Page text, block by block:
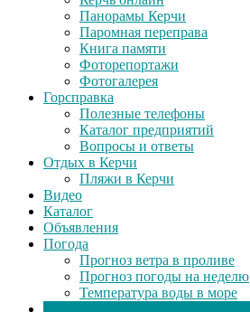
Панорамы Керчи
Паромная переправа
Книга памяти
Фоторепортажи
Фотогалерея
Горсправка
Полезные телефоны
Каталог предприятий
Вопросы и ответы
Отдых в Керчи
Пляжи в Керчи
Видео
Каталог
Объявления
Погода
Прогноз ветра в проливе
Прогноз погоды на неделю
Температура воды в море